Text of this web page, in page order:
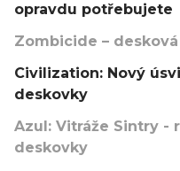
opravdu potřebujete
Zombicide –
Civilization: Nový
deskovky
Azul: Vitráže Sintry -
deskovky